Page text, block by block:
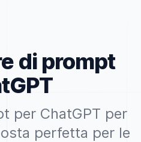
di prompt
per ChatGPT per
perfetta per le